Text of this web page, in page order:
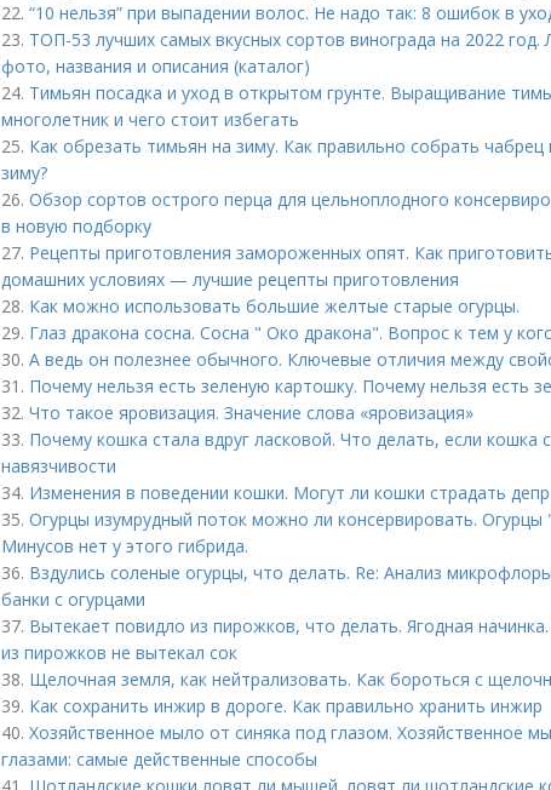
22. “10 нельзя” при выпадении волос. Не надо так: 8 ошибок в
23. ТОП-53 лучших самых вкусных сортов винограда на 2022 год.
фото, названия и описания (каталог)
24. Тимьян посадка и уход в открытом грунте. Выращивание
многолетник и чего стоит избегать
25. Как обрезать тимьян на зиму. Как правильно собрать чабрец
зиму?
26. Обзор сортов острого перца для цельноплодного
в новую подборку
27. Рецепты приготовления замороженных опят. Как
домашних условиях — лучшие рецепты приготовления
28. Как можно использовать большие желтые старые огурцы.
29. Глаз дракона сосна. Сосна " Око дракона". Вопрос к тем у
30. А ведь он полезнее обычного. Ключевые отличия между
31. Почему нельзя есть зеленую картошку. Почему нельзя есть
32. Что такое яровизация. Значение слова «яровизация»
33. Почему кошка стала вдруг ласковой. Что делать, если кошка
навязчивости
34. Изменения в поведении кошки. Могут ли кошки страдать
35. Огурцы изумрудный поток можно ли консервировать. Огурцы
Минусов нет у этого гибрида.
36. Вздулись соленые огурцы, что делать. Re: Анализ
банки с огурцами
37. Вытекает повидло из пирожков, что делать. Ягодная
из пирожков не вытекал сок
38. Щелочная земля, как нейтрализовать. Как бороться с
39. Как сохранить инжир в дороге. Как правильно хранить инжир
40. Хозяйственное мыло от синяка под глазом. Хозяйственное
глазами: самые действенные способы